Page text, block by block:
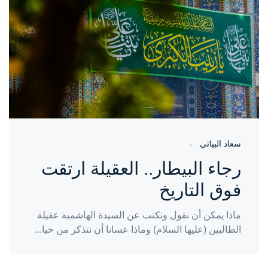
منذ سنتين
سعاد البياتي
رجاء البيطار.. العقيلة ارتقت
فوق التاريخ
ماذا يمكن أن نقول ونكتب عن السيدة الهاشمية عقيلة
الطالبين (عليها السلام) وماذا عسانا أن نتذكر من حيا...